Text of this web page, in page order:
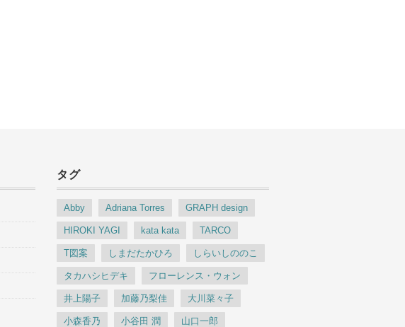
タグ
Abby Adriana Torres GRAPH design
HIROKI YAGI kata kata TARCO
T図案 しまだたかひろ しらいしののこ
タカハシヒデキ フローレンス・ウォン
井上陽子 加藤乃梨佳 大川菜々子
小森香乃 小谷田 潤 山口一郎